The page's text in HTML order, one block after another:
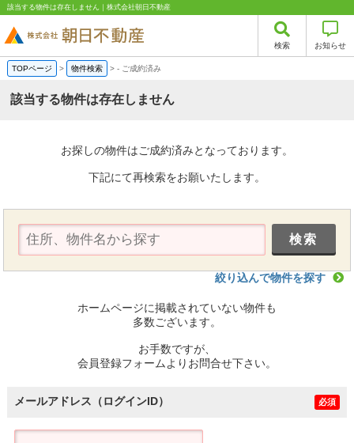
該当する物件は存在しません｜株式会社朝日不動産
検索 お知らせ
TOPページ > 物件検索 >- ご成約済み
該当する物件は存在しません
お探しの物件はご成約済みとなっております。
下記にて再検索をお願いたします。
絞り込んで物件を探す
ホームページに掲載されていない物件も
多数ございます。
お手数ですが、
会員登録フォームよりお問合せ下さい。
メールアドレス（ログインID） 必須